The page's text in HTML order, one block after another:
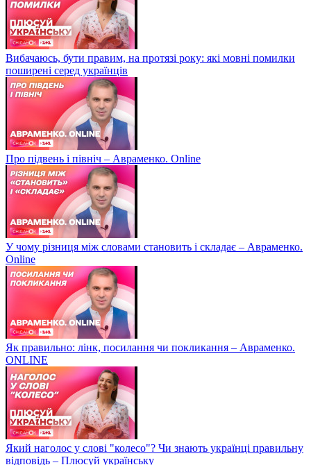
Вибачаюсь, бути правим, на протязі року: які мовні помилки
поширені серед українців
Про підвень і північ – Авраменко. Online
У чому різниця між словами становить і складає – Авраменко.
Online
Як правильно: лінк, посилання чи покликання – Авраменко.
ONLINE
Який наголос у слові "колесо"? Чи знають українці правильну
відповідь – Плюсуй українську